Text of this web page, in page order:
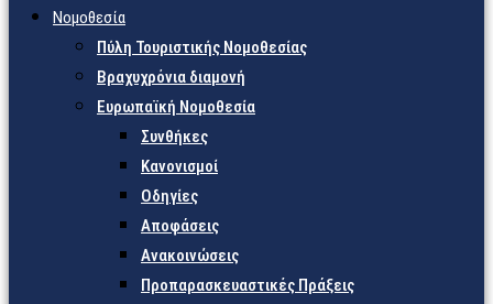
Νομοθεσία
Πύλη Τουριστικής Νομοθεσίας
Βραχυχρόνια διαμονή
Ευρωπαϊκή Νομοθεσία
Συνθήκες
Κανονισμοί
Οδηγίες
Αποφάσεις
Ανακοινώσεις
Προπαρασκευαστικές Πράξεις